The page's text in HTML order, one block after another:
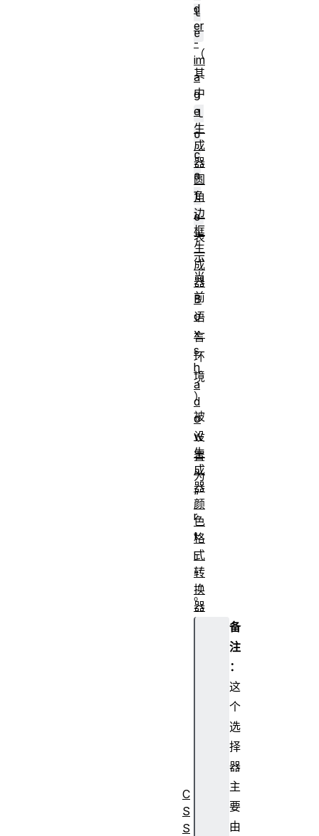
l
e
（
其
中
l
o
c
a
l
e
表
示
当
前
语
言
环
境
）
被
设
置
为
“
r
t
l
”
。
备
注
：
这
个
选
择
器
主
要
由
d
er
-
im
a
g
e
生
成
器
圆
角
边
框
生
成
器
B
o
x-
s
h
a
d
o
w
生
成
器
颜
色
格
式
转
换
器
颜
C
S
S